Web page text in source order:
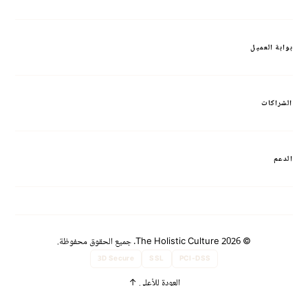
بوابة العميل
الشراكات
الدعم
PCI-DSS
3D Secure